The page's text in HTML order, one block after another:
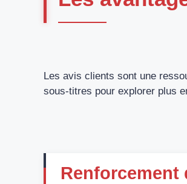
Les avis clients sont une
sous-titres pour explorer plus
Renforcement